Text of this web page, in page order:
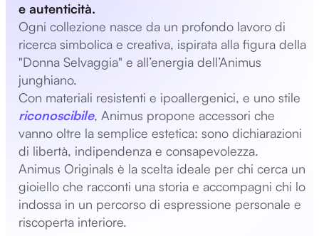
e autenticità.
Ogni collezione nasce da un profondo lavoro di
ricerca simbolica e creativa, ispirata alla figura della
"Donna Selvaggia" e all’energia dell’Animus
junghiano.
Con materiali resistenti e ipoallergenici, e uno stile
riconoscibile, Animus propone accessori che
vanno oltre la semplice estetica: sono dichiarazioni
di libertà, indipendenza e consapevolezza.
Animus Originals è la scelta ideale per chi cerca un
gioiello che racconti una storia e accompagni chi lo
indossa in un percorso di espressione personale e
riscoperta interiore.